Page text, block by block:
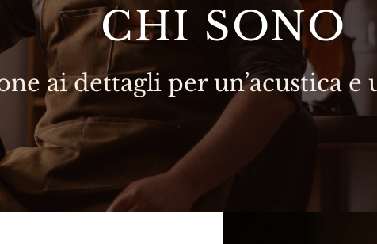
CHI SONO
ai dettagli per un’acustica